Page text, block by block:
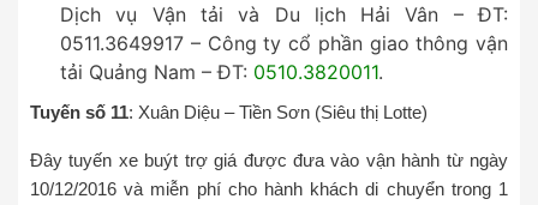
Dịch vụ Vận tải và Du lịch Hải Vân – ĐT:
0511.3649917 – Công ty cổ phần giao thông vận
tải Quảng Nam – ĐT: 0510.3820011.
Tuyến số 11: Xuân Diệu – Tiền Sơn (Siêu thị Lotte)
Đây tuyến xe buýt trợ giá được đưa vào vận hành từ ngày
10/12/2016 và miễn phí cho hành khách di chuyển trong 1